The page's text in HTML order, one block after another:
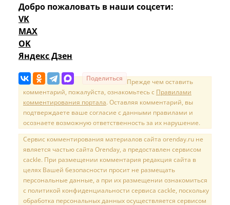
Добро пожаловать в наши соцсети:
VK
MAX
OK
Яндекс Дзен
Поделиться Прежде чем оставить
комментарий, пожалуйста, ознакомьтесь с Правилами
комментирования портала. Оставляя комментарий, вы
подтверждаете ваше согласие с данными правилами и
осознаете возможную ответственность за их нарушение.
Сервис комментирования материалов сайта orenday.ru не
является частью сайта Orenday, а предоставлен сервисом
cackle. При размещении комментария редакция сайта в
целях Вашей безопасности просит не размещать
персональные данные, а при их размещении ознакомиться
с политикой конфиденциальности сервиса cackle, поскольку
обработка персональных данных осуществляется сервисом